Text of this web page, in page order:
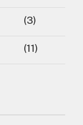
(3)
(11)